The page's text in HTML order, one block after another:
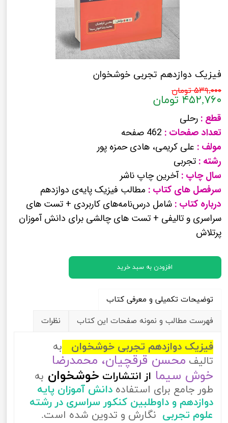
فیزیک دوازدهم تجربی خوشخوان
۵۳۹,۰۰۰ تومان
۴۵۲,۷۶۰ تومان
قطع : رحلی
تعداد صفحات : 462 صفحه
مولف : علی کریمی، هادی حمزه پور
رشته : تجربی
سال چاپ :آخرین چاپ ناشر
سرفصل های کتاب : مطالب فیزیک پایه‌ی دوازدهم
درباره کتاب : شامل درس‌نامه‌های کاربردی + تست های
سراسری و تالیفی + تست های چالشی برای دانش آموزان
پرتلاش
افزودن به سبد خرید
توضیحات تکمیلی و معرفی کتاب
فهرست مطالب و نمونه صفحات این کتاب
نظرات
فیزیک دوازدهم تجربی خوشخوان به
تالیف محسن قرقچیان، محمدرضا
خوش سیما از انتشارات خوشخوان به
طور جامع برای استفاده دانش آموزان پایه
دوازدهم و داوطلبین کنکور سراسری در رشته
علوم تجربی نگارش و تدوین شده است.